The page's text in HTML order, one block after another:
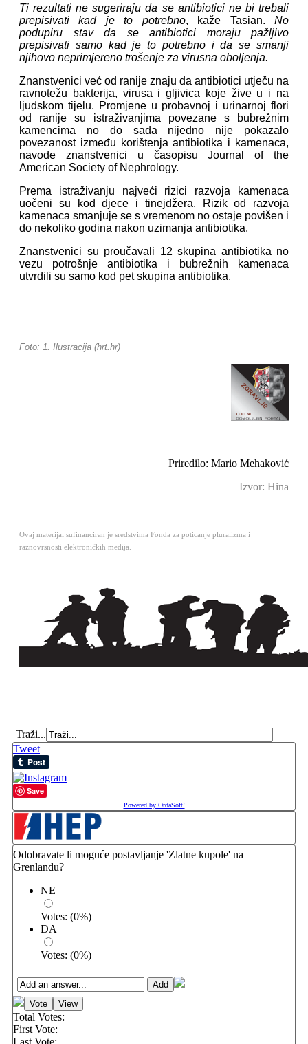
Ti rezultati ne sugeriraju da se antibiotici ne bi trebali
prepisivati kad je to potrebno, kaže Tasian.No
podupiru stav da se antibiotici moraju pažljivo
prepisivati samo kad je to potrebno i da se smanji
njihovo neprimjereno trošenje za virusna oboljenja.
Znanstvenici već od ranije znaju da antibiotici utječu na
ravnotežu bakterija, virusa i gljivica koje žive u i na
ljudskom tijelu. Promjene u probavnoj i urinarnoj flori
od ranije su istraživanjima povezane s bubrežnim
kamencima no do sada nijedno nije pokazalo
povezanost između korištenja antibiotika i kamenaca,
navode znanstvenici u časopisu Journal of the
American Society of Nephrology.
Prema istraživanju najveći rizici razvoja kamenaca
uočeni su kod djece i tinejdžera. Rizik od razvoja
kamenaca smanjuje se s vremenom no ostaje povišen i
do nekoliko godina nakon uzimanja antibiotika.
Znanstvenici su proučavali 12 skupina antibiotika no
vezu potrošnje antibiotika i bubrežnih kamenaca
utvrdili su samo kod pet skupina antibiotika.
Foto: 1. Ilustracija (hrt.hr)
Priredilo: Mario Mehaković
Izvor: Hina
Ovaj materijal sufinanciran je sredstvima Fonda za poticanje pluralizma i
raznovrsnosti elektroničkih medija.
Traži...
Tweet
Save
Powered by OrdaSoft!
Odobravate li moguće postavljanje 'Zlatne kupole' na
Grenlandu?
NE
Votes: (0%)
DA
Votes: (0%)
Total Votes:
First Vote:
Last Vote: